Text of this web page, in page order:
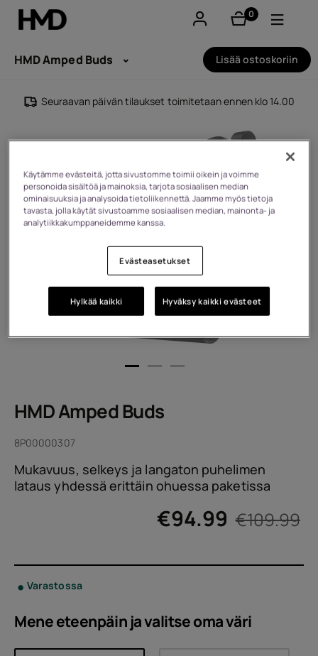
0
tuotteet
Smartphones
Perinteiset puhelimet
Lisävarusteet
Tarjoukset
HMD Amped Buds Lisää ostoskoriin
Seuraavan päivän tilaukset toimitetaan ennen klo 14.00
HMD Amped Buds
8P00000307
Mukavuus, selkeys ja langaton puhelimen
lataus yhdessä erittäin ohuessa paketissa
€109.99
€94.99
Varastossa
Mene eteenpäin ja valitse omaväri
Käytämme evästeitä, jotta sivustomme toimii oikein ja voimme
personoida sisältöä ja mainoksia, tarjota sosiaalisen median
ominaisuuksia ja analysoida tietoliikennettä. Jaamme myös tietoja
tavasta, jolla käytät sivustoamme sosiaalisen median, mainonta- ja
analytiikkakumppaneidemme kanssa.
Evästeasetukset
Hylkää kaikki Hyväksy kaikki evästeet